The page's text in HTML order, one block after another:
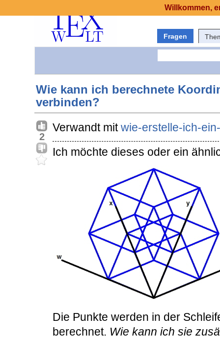
Fragen
Wie kann ich berechnete
verbinden?
2
Verwandt mitwie-erstelle-ich-
Ich möchte dieses oder ein
Die Punkte werden in der
berechnet. Wie kann ich sie
Willkommen,